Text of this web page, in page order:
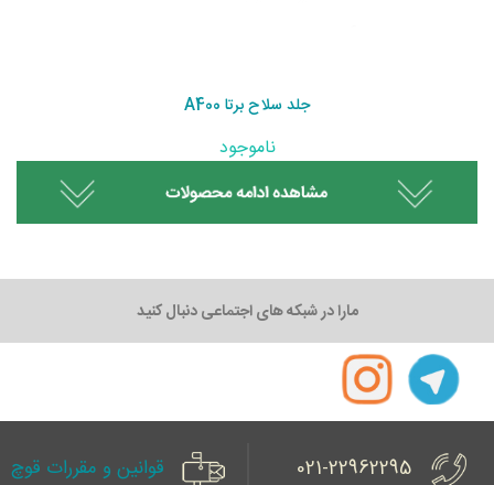
جلد سلاح برتا A400
ناموجود
مارا در شبکه های اجتماعی دنبال کنید
021-22962295 قوانین و مقررات قوچ